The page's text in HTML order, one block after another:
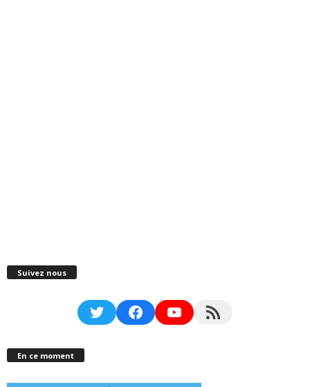
Suivez nous
TwitterFacebookYouTubeRSS Feed
En ce moment